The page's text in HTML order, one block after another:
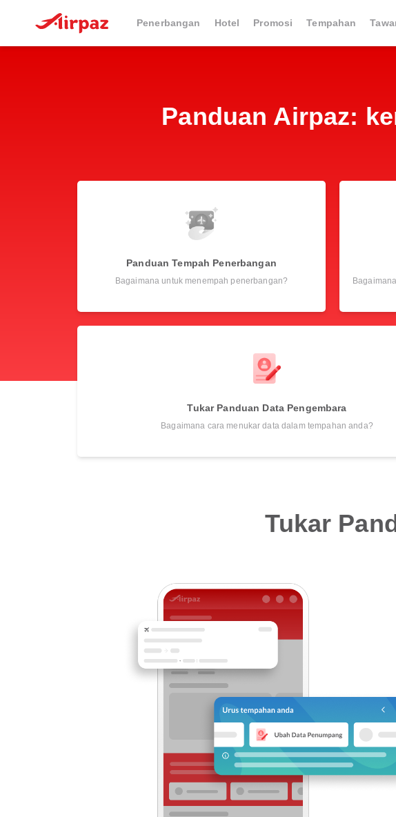
Penerbangan Hotel Promosi Tempahan
Panduan Airpaz:
Panduan Tempah Penerbangan
Bagaimana untuk menempah penerbangan?
Tukar Panduan Data Pengembara
Bagaimana cara menukar data dalam tempahan anda?
Tukar